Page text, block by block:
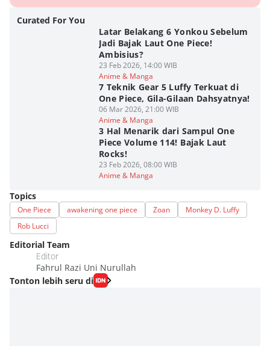
Curated For You
Latar Belakang 6 Yonkou Sebelum
Jadi Bajak Laut One Piece!
Ambisius?
23 Feb 2026, 14:00 WIB
Anime & Manga
7 Teknik Gear 5 Luffy Terkuat di
One Piece, Gila-Gilaan Dahsyatnya!
06 Mar 2026, 21:00 WIB
Anime & Manga
3 Hal Menarik dari Sampul One
Piece Volume 114! Bajak Laut
Rocks!
23 Feb 2026, 08:00 WIB
Anime & Manga
Topics
One Piece awakening one piece Zoan
Monkey D. Luffy
Rob Lucci
Editorial Team
Editor
Fahrul Razi Uni Nurullah
Tonton lebih seru di